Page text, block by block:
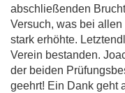
abschließenden
Versuch, was bei
stark erhöhte.
Verein bestanden.
der beiden
geehrt! Ein Dank geht